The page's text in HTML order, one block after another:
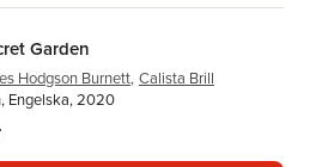
Garden
Hodgson Burnett, Calista Brill
Engelska, 2020